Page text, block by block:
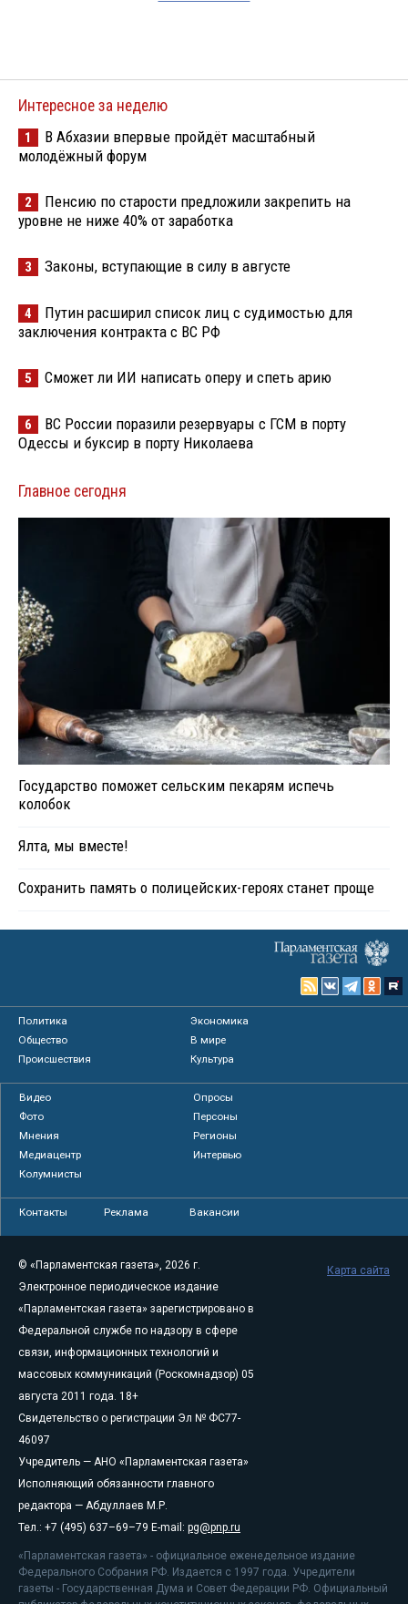
Интересное за неделю
1
В Абхазии впервые пройдёт масштабный
молодёжный форум
2
Пенсию по старости предложили закрепить на
уровне не ниже 40% от заработка
3 Законы, вступающие в силу в августе
4
Путин расширил список лиц с судимостью для
заключения контракта с ВС РФ
5 Сможет ли ИИ написать оперу и спеть арию
6
ВС России поразили резервуары с ГСМ в порту
Одессы и буксир в порту Николаева
Главное сегодня
Государство поможет сельским пекарям испечь
колобок
Ялта, мы вместе!
Сохранить память о полицейских-героях станет проще
Политика
Экономика
Общество
В мире
Происшествия
Культура
Видео
Опросы
Фото
Персоны
Мнения
Регионы
Медиацентр
Интервью
Колумнисты
Контакты Реклама Вакансии
© «Парламентская газета», 2026 г.
Электронное периодическое издание
«Парламентская газета» зарегистрировано в
Федеральной службе по надзору в сфере
связи, информационных технологий и
массовых коммуникаций (Роскомнадзор) 05
августа 2011 года. 18+
Свидетельство о регистрации Эл № ФС77-
46097
Учредитель — АНО «Парламентская газета»
Исполняющий обязанности главного
редактора — Абдуллаев М.Р.
Тел.: +7 (495) 637–69–79 E-mail: pg@pnp.ru
«Парламентская газета» - официальное еженедельное издание
Федерального Собрания РФ. Издается с 1997 года. Учредители
газеты - Государственная Дума и Совет Федерации РФ. Официальный
Карта сайта